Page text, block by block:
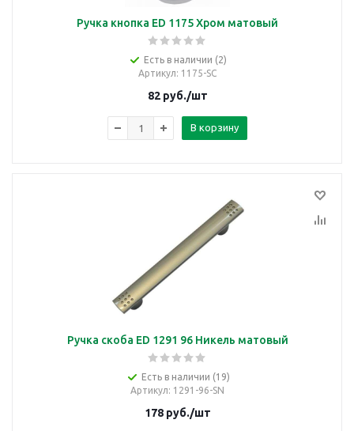
Ручка кнопка ED 1175 Хром матовый
Есть в наличии (2)
Артикул: 1175-SC
82руб./шт
В корзину
Ручка скоба ED 1291 96 Никель матовый
Есть в наличии (19)
Артикул: 1291-96-SN
178руб./шт